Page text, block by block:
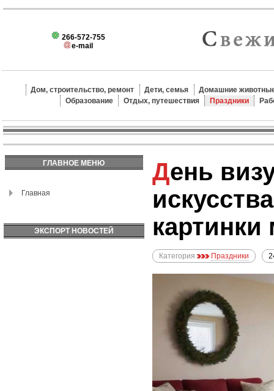
266-572-755
e-mail
Дом, строительство, ремонт Дети, семья
Домашние
Образование
Отдых, путешествия Праздники
ГЛАВНОЕ МЕНЮ
Главная
ЭКСПОРТ НОВОСТЕЙ
День визуального
Категория Праздники